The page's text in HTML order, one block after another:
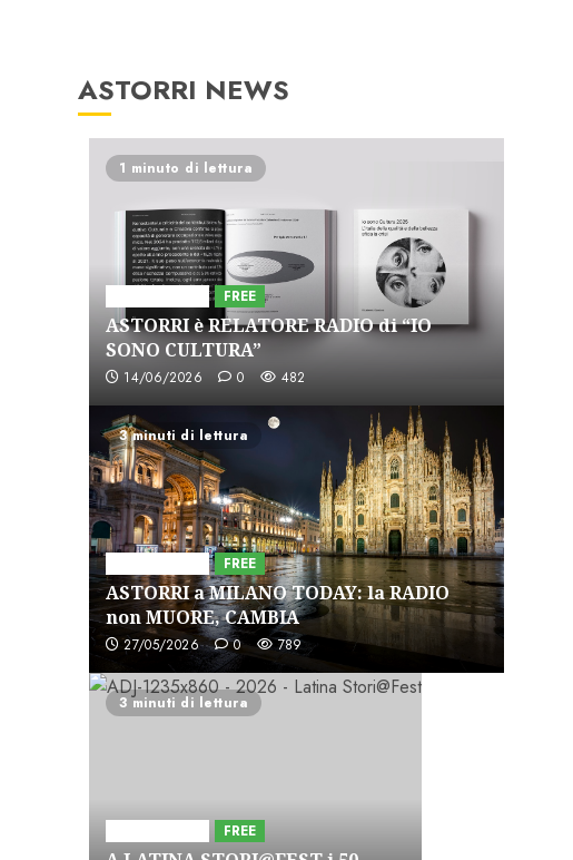
ASTORRI NEWS
1 minuto di lettura
FREE
ASTORRI è RELATORE RADIO di “IO
SONO CULTURA”
14/06/2026 0 482
3 minuti di lettura
FREE
ASTORRI a MILANO TODAY: la RADIO
non MUORE, CAMBIA
27/05/2026 0 789
3 minuti di lettura
FREE